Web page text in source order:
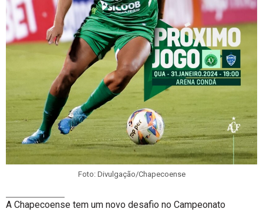
Foto: Divulgação/Chapecoense
A Chapecoense tem um novo desafio no Campeonato